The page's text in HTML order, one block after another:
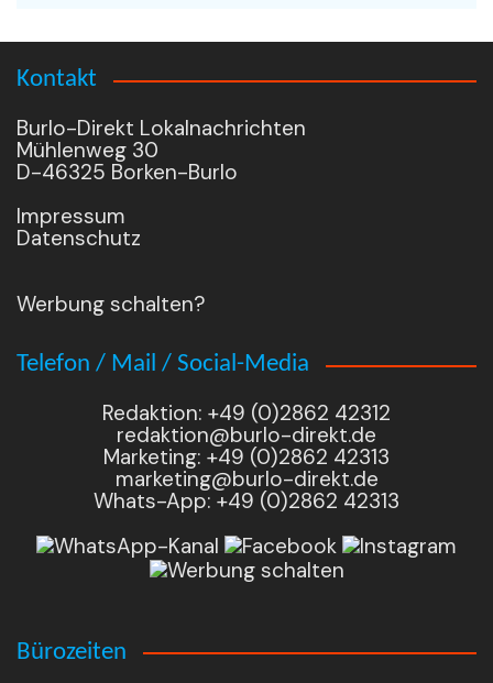
Kontakt
Burlo-Direkt Lokalnachrichten
Mühlenweg 30
D-46325 Borken-Burlo
Impressum
Datenschutz
Werbung schalten?
Telefon / Mail / Social-Media
Redaktion: +49 (0)2862 42312
redaktion@burlo-direkt.de
Marketing: +49 (0)2862 42313
marketing@burlo-direkt.de
Whats-App: +49 (0)2862 42313
Bürozeiten